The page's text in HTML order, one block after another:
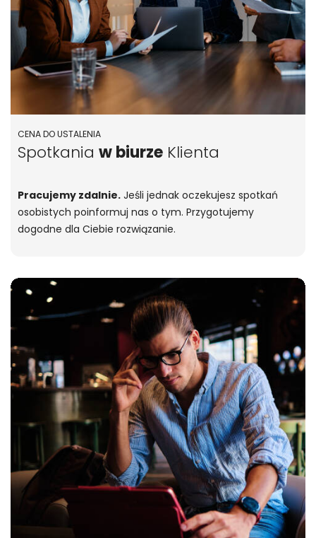
CENA DO USTALENIA
Spotkania w biurze Klienta
Pracujemy zdalnie. Jeśli jednak oczekujesz spotkań
osobistych poinformuj nas o tym. Przygotujemy
dogodne dla Ciebie rozwiązanie.